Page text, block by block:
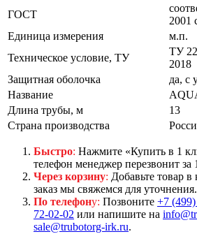
ГОСТ
2001
Единица измерения
м.п.
Техническое условие, ТУ
ТУ
2018
Защитная оболочка
да, с
Название
Длина трубы, м
13
Страна производства
Быстро: Нажмите «Купить в 1
телефон менеджер перезвонит за
Через корзину: Добавьте товар
заказ мы свяжемся для уточнения.
По телефону: Позвоните +7
72-02-02 или напишите на
sale@trubotorg-irk.ru.